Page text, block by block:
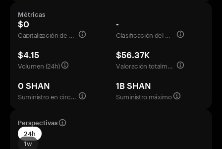
Métricas
$0
Capitalización de mercado
-
Clasificación del mercado
$4.15
Volumen (24h)
$56.37K
Valoración totalmente diluida
0 SHAN
Suministro en circulación
1B SHAN
Suministro máximo
Perspectivas
24h
1w